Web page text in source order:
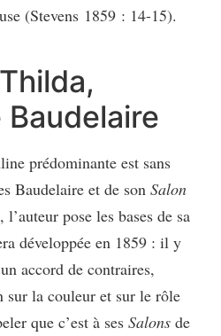
(Stevens 1859 : 14-15).
prédominante est sans
Baudelaire et de son Salon
pose les bases de sa
développée en 1859 : il y
accord de contraires,
sur la couleur et sur le rôle
que c’est à ses Salons de